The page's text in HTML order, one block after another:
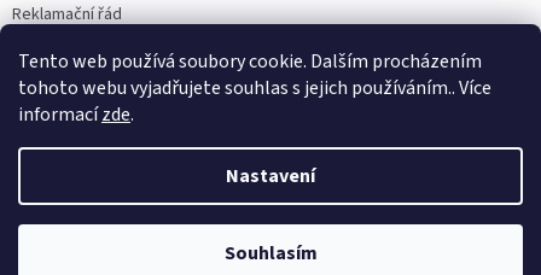
Tento web používá soubory cookie. Dalším procházením
tohoto webu vyjadřujete souhlas s jejich používáním.. Více
informacízde.
Nastavení
Souhlasím
Reklamační řád
Napište nám
Vytvořil Shoptet
www.zezuma.cz. Všechna práva vyhrazena.